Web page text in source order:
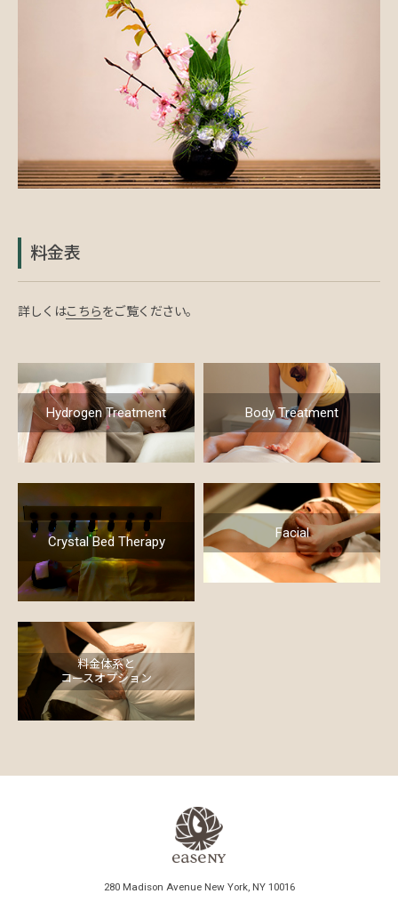
料金表
詳しくはこちらをご覧ください。
Hydrogen Treatment Body Treatment
Crystal Bed Therapy
Facial
料金体系と
コースオプション
280 Madison Avenue New York, NY 10016